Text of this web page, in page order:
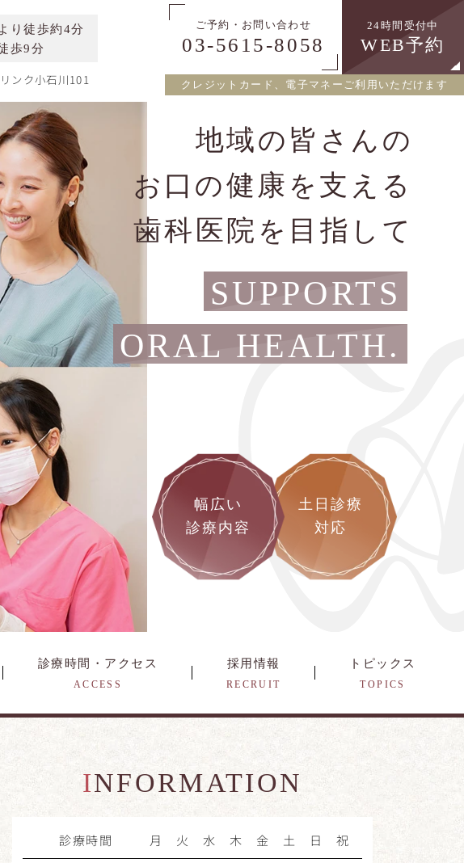
り徒歩約4分
歩9分
ンク小石川101
ご予約・お問い合わせ
03-5615-8058
24時間受付中
WEB予約
クレジットカード、電子マネーご利用いただけます
地域の 皆 さんの
お 口 の健康 を 支 える
歯科医院 を 目指 して
SUPPORTS
ORAL HEALTH.
土日診療
対応
幅広い
診療内容
診療時間・アクセス
ACCESS
採用情報
RECRUIT
トピックス
TOPICS
INFORMATION
診療時間 月 火 水 木 金 土 日
祝